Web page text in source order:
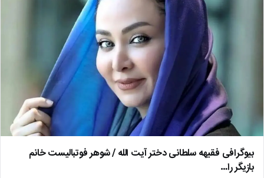
بیوگرافی فقیهه سلطانی دختر آیت الله / شوهر فوتبالیست خانم
بازیگر را…